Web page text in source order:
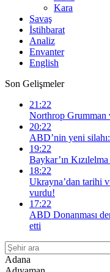
Kara
Savaş
İstihbarat
Analiz
Envanter
English
Son Gelişmeler
21:22
Northrop Grumman
20:22
ABD’nin yeni
19:22
Baykar’ın
18:22
Ukrayna’dan tarihi
vurdu!
17:22
ABD Donanması
etti
Adana